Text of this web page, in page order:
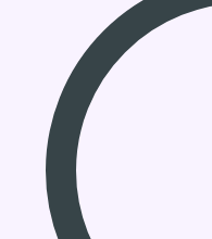
12/01/2021 à 13:30